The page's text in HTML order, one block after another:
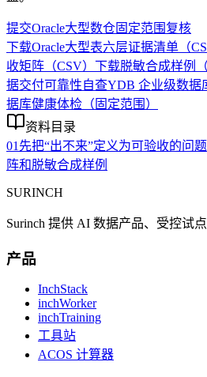
提交Oracle大型数仓固定范围复核
下载Oracle大型表六层证据清单（
收矩阵（CSV） 下载脱敏合成样例（
据交付可靠性自查YDB 企业级数据
据库健康体检（固定范围）
资料目录
01 先把“出不来”定义为可验收的问题
阵和脱敏合成样例
SURINCH
Surinch 提供 AI 数据产品、受控试
产品
InchStack
inchWorker
inchTraining
工具站
ACOS 计算器